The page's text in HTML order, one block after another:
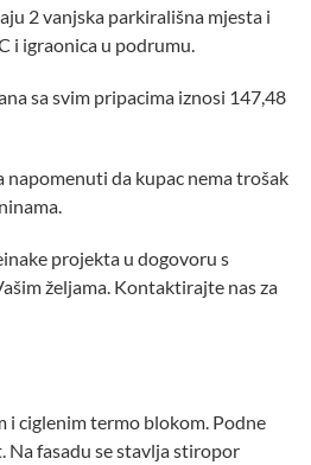
2 vanjska parkirališna mjesta i
i igraonica u podrumu.
sa svim pripacima iznosi 147,48
da kupac nema trošak
projekta u dogovoru s
željama. Kontaktirajte nas za
i ciglenim termo blokom. Podne
Na fasadu se stavlja stiropor